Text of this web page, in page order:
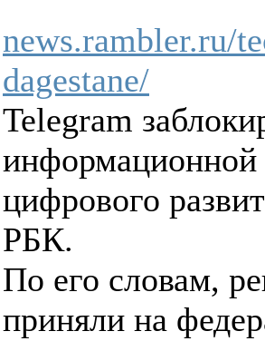
news.rambler.ru/
dagestane/
Telegram
информационной
цифрового
РБК.
По его словам,
приняли на